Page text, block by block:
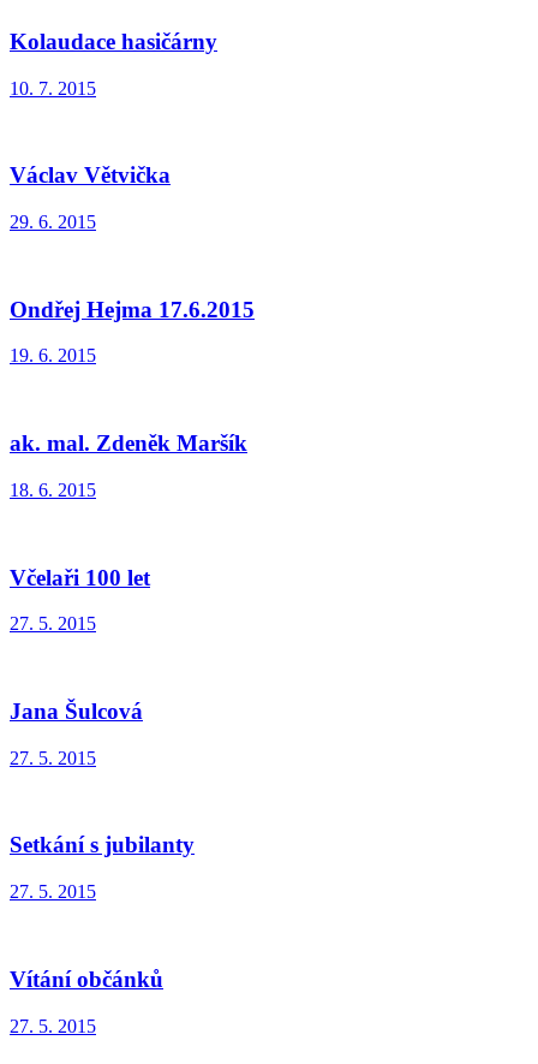
Kolaudace hasičárny
10. 7. 2015
Václav Větvička
29. 6. 2015
Ondřej Hejma 17.6.2015
19. 6. 2015
ak. mal. Zdeněk Maršík
18. 6. 2015
Včelaři 100 let
27. 5. 2015
Jana Šulcová
27. 5. 2015
Setkání s jubilanty
27. 5. 2015
Vítání občánků
27. 5. 2015